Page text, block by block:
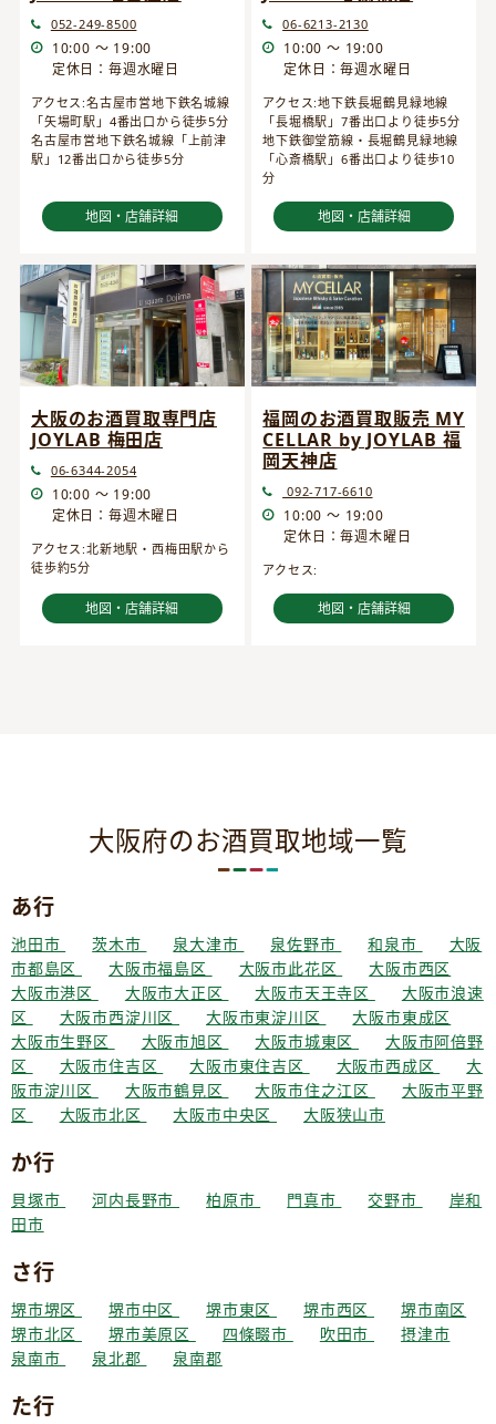
052-249-8500
10:00 ～ 19:00
定休日：毎週水曜日
アクセス:名古屋市営地下鉄名城線
「矢場町駅」4番出口から徒歩5分
名古屋市営地下鉄名城線「上前津
駅」12番出口から徒歩5分
地図・店舗詳細
06-6213-2130
10:00 ～ 19:00
定休日：毎週水曜日
アクセス:地下鉄長堀鶴見緑地線
「長堀橋駅」7番出口より徒歩5分
地下鉄御堂筋線・長堀鶴見緑地線
「心斎橋駅」6番出口より徒歩10
分
地図・店舗詳細
大阪のお酒買取専門店
JOYLAB 梅田店
06-6344-2054
10:00 ～ 19:00
定休日：毎週木曜日
アクセス:北新地駅・西梅田駅から
徒歩約5分
地図・店舗詳細
福岡のお酒買取販売 MY
CELLAR by JOYLAB 福
岡天神店
092-717-6610
10:00 ～ 19:00
定休日：毎週木曜日
アクセス:
地図・店舗詳細
大阪府のお酒買取地域一覧
あ行
池田市 茨木市 泉大津市 泉佐野市 和泉市
大阪
市都島区
大阪市福島区 大阪市此花区
大阪市西区
大阪市港区
大阪市大正区 大阪市天王寺区
大阪市浪速
区
大阪市西淀川区 大阪市東淀川区
大阪市東成区
大阪市生野区
大阪市旭区 大阪市城東区
大阪市阿倍野
区
大阪市住吉区 大阪市東住吉区 大阪市西成区
大
阪市淀川区
大阪市鶴見区 大阪市住之江区
大阪市平野
区
大阪市北区 大阪市中央区 大阪狭山市
か行
貝塚市 河内長野市 柏原市 門真市 交野市
岸和
田市
さ行
堺市堺区 堺市中区 堺市東区 堺市西区
堺市南区
堺市北区
堺市美原区 四條畷市 吹田市
摂津市
泉南市
泉北郡 泉南郡
た行